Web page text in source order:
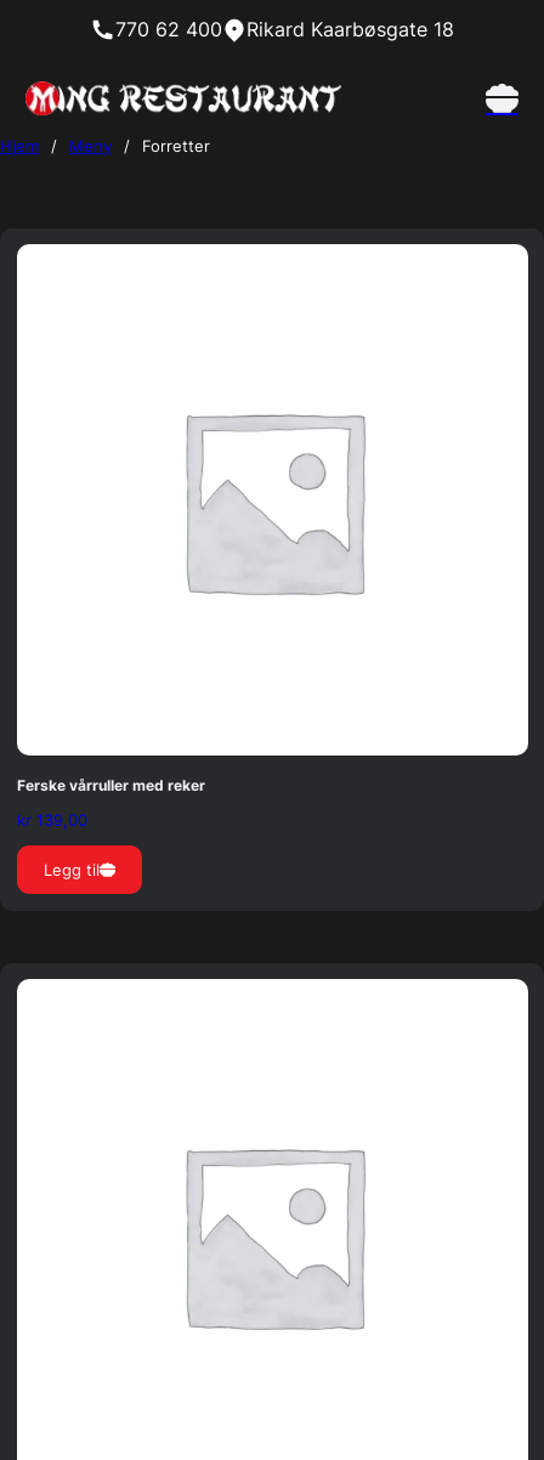
770 62 400 Rikard Kaarbøsgate 18
Hjem / Meny / Forretter
Ferske vårruller med reker
kr139,00
Legg til